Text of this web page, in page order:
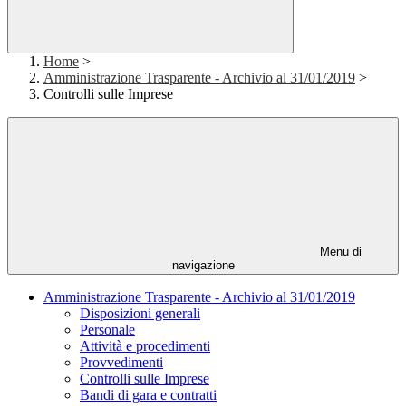
Home >
Amministrazione Trasparente - Archivio al 31/01/2019 >
Controlli sulle Imprese
Menu di
navigazione
Amministrazione Trasparente - Archivio al 31/01/2019
Disposizioni generali
Personale
Attività e procedimenti
Provvedimenti
Controlli sulle Imprese
Bandi di gara e contratti